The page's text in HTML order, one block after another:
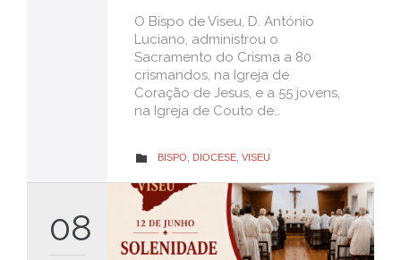
O Bispo de Viseu, D. António
Luciano, administrou o
Sacramento do Crisma a 80
crismandos, na Igreja de
Coração de Jesus, e a 55 jovens,
na Igreja de Couto de…
 CATEGORY
BISPO DIOCESE VISEU
08